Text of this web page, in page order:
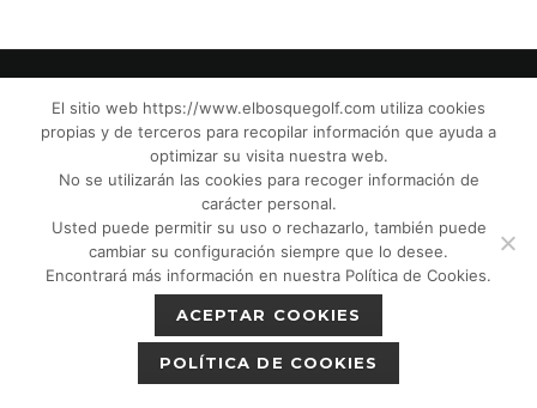
© El Bosque Club de Golf |Aviso Legal|
Política de Privacidad| Política de Cookies
Política de devoluciones|
Protección de Menores CPM”|
El sitio web https://www.elbosquegolf.com utiliza cookies
propias y de terceros para recopilar información que ayuda a
optimizar su visita nuestra web.
No se utilizarán las cookies para recoger información de
carácter personal.
Usted puede permitir su uso o rechazarlo, también puede
cambiar su configuración siempre que lo desee.
Encontrará más información en nuestra Política de Cookies.
ACEPTAR COOKIES
POLÍTICA DE COOKIES